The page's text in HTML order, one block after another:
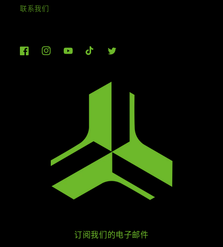
联系我们
FacebookInstagramYouTubeTikTok Twitter
订阅我们的电子邮件